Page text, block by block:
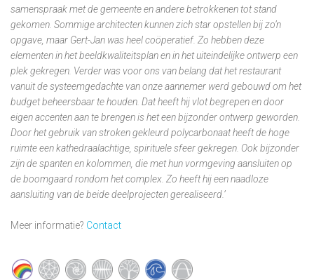
samenspraak met de gemeente en andere betrokkenen tot stand
gekomen. Sommige architecten kunnen zich star opstellen bij zo’n
opgave, maar Gert-Jan was heel coöperatief. Zo hebben deze
elementen in het beeldkwaliteitsplan en in het uiteindelijke ontwerp een
plek gekregen. Verder was voor ons van belang dat het restaurant
vanuit de systeemgedachte van onze aannemer werd gebouwd om het
budget beheersbaar te houden. Dat heeft hij vlot begrepen en door
eigen accenten aan te brengen is het een bijzonder ontwerp geworden.
Door het gebruik van stroken gekleurd polycarbonaat heeft de hoge
ruimte een kathedraalachtige, spirituele sfeer gekregen. Ook bijzonder
zijn de spanten en kolommen, die met hun vormgeving aansluiten op
de boomgaard rondom het complex. Zo heeft hij een naadloze
aansluiting van de beide deelprojecten gerealiseerd.’
Meer informatie? Contact